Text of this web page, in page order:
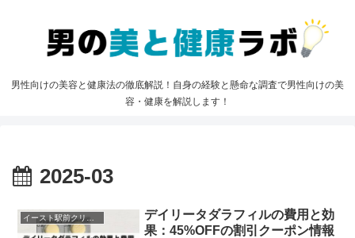
男性向けの美容と健康法の徹底解説！自身の経験と懸命な調査で男性向けの美
容・健康を解説します！
2025-03
イースト駅前クリニック
デイリータダラフィルの費用と効
果：45%OFFの割引クーポン情報